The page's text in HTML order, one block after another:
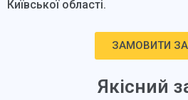
Київської області.
ЗАМОВИТИ
Якісний